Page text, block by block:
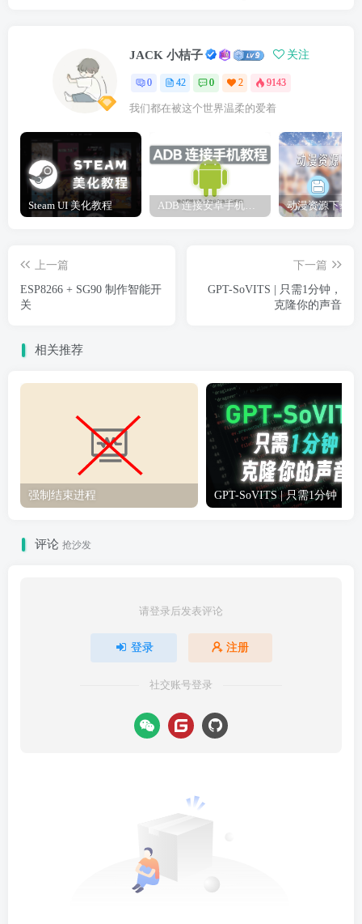
JACK 小桔子 关注
0 42 0 2 9143
我们都在被这个世界温柔的爱着
Steam UI 美化教程 动漫资源下载
上一篇
ESP8266 + SG90 制作智能开
关
下一篇
GPT-SoVITS | 只需1分钟，
克隆你的声音
相关推荐
强制结束进程
评论 抢沙发
请登录后发表评论
登录 注册
社交账号登录